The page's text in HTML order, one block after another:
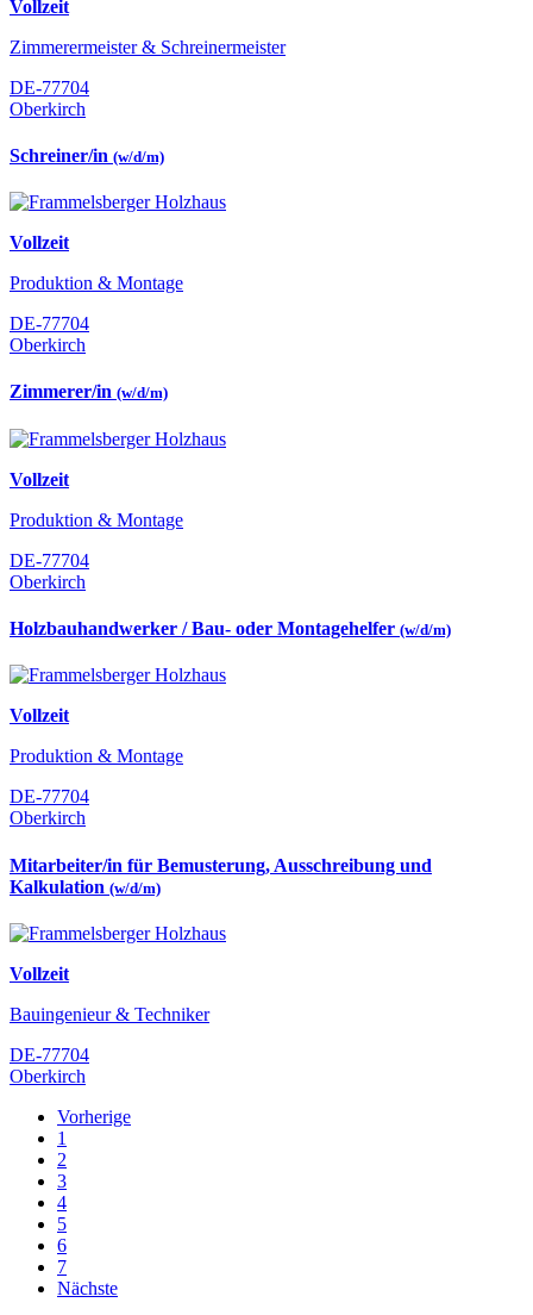
Vollzeit
Zimmerermeister & Schreinermeister
DE-77704
Oberkirch
Schreiner/in (w/d/m)
Vollzeit
Produktion & Montage
DE-77704
Oberkirch
Zimmerer/in (w/d/m)
Vollzeit
Produktion & Montage
DE-77704
Oberkirch
Holzbauhandwerker / Bau- oder Montagehelfer (w/d/m)
Vollzeit
Produktion & Montage
DE-77704
Oberkirch
Mitarbeiter/in für Bemusterung, Ausschreibung und
Kalkulation (w/d/m)
Vollzeit
Bauingenieur & Techniker
DE-77704
Oberkirch
Vorherige
1
2
3
4
5
6
7
Nächste